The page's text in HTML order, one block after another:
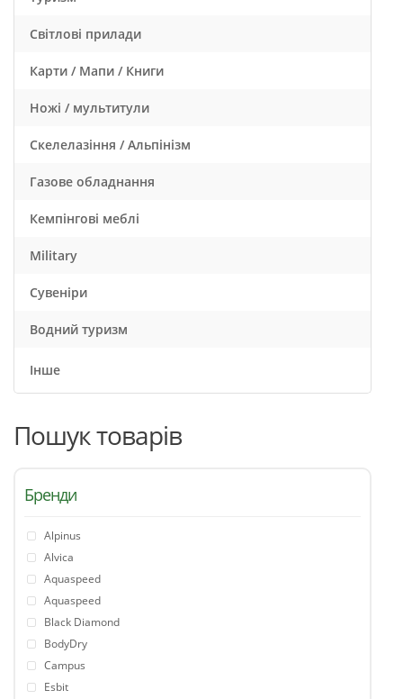
Світлові прилади
Карти / Мапи / Книги
Ножі / мультитули
Скелелазіння / Альпінізм
Газове обладнання
Кемпінгові меблі
Military
Сувеніри
Водний туризм
Інше
Пошук товарів
Бренди
Alpinus
Alvica
Aquaspeed
Aquaspeed
Black Diamond
BodyDry
Campus
Esbit